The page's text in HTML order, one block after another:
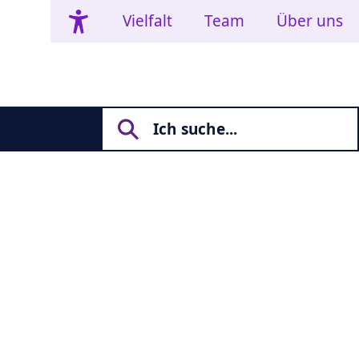
Vielfalt Team Über uns